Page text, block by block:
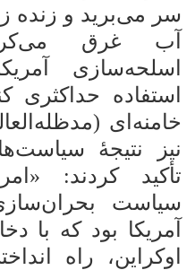
سر می‌برید و زنده
آب غرق
اسلحه‌سازی
استفاده حداکثری
خامنه‌ای
نیز نتیجۀ
تأکید کردند:
سیاست
آمریکا بود که با
اوکراین، راه